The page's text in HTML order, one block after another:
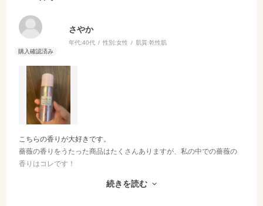
さやか
年代:40代 性別:女性 肌質:乾性肌
こちらの香りが大好きです。
薔薇の香りをうたった商品はたくさんありますが、私の中での薔薇の
香りはコレです！
続きを読む